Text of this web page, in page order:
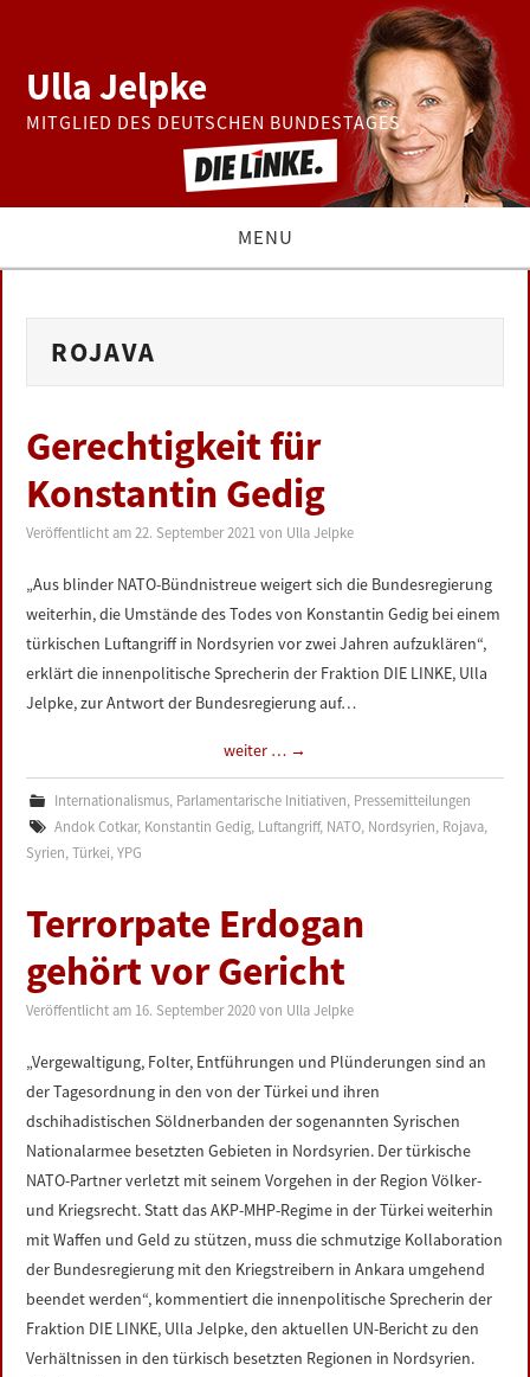
Ulla Jelpke
MITGLIED DES DEUTSCHEN BUNDESTAGES
MENU
BUNDESTAG
ZUR PERSON
DATENSCHUTZERKLÄRUNG
IMPRESSUM
ROJAVA
Gerechtigkeit für
Konstantin Gedig
Veröffentlicht am22. September 2021 von Ulla Jelpke
„Aus blinder NATO-Bündnistreue weigert sich die Bundesregierung
weiterhin, die Umstände des Todes von Konstantin Gedig bei einem
türkischen Luftangriff in Nordsyrien vor zwei Jahren aufzuklären“,
erklärt die innenpolitische Sprecherin der Fraktion DIE LINKE, Ulla
Jelpke, zur Antwort der Bundesregierung auf…
weiter … →
Internationalismus, Parlamentarische Initiativen, Pressemitteilungen
Andok Cotkar, Konstantin Gedig, Luftangriff, NATO, Nordsyrien, Rojava,
Syrien,Türkei,YPG
Terrorpate Erdogan
gehört vor Gericht
Veröffentlicht am 16. September 2020 von Ulla Jelpke
„Vergewaltigung, Folter, Entführungen und Plünderungen sind an
der Tagesordnung in den von der Türkei und ihren
dschihadistischen Söldnerbanden der sogenannten Syrischen
Nationalarmee besetzten Gebieten in Nordsyrien. Der türkische
NATO-Partner verletzt mit seinem Vorgehen in der Region Völker-
und Kriegsrecht. Statt das AKP-MHP-Regime in der Türkei weiterhin
mit Waffen und Geld zu stützen, muss die schmutzige Kollaboration
der Bundesregierung mit den Kriegstreibern in Ankara umgehend
beendet werden“, kommentiert die innenpolitische Sprecherin der
Fraktion DIE LINKE, Ulla Jelpke, den aktuellen UN-Bericht zu den
Verhältnissen in den türkisch besetzten Regionen in Nordsyrien.